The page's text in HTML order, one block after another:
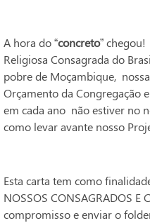
A hora do “concreto”
Religiosa Consagrada do
pobre de Moçambique,
Orçamento da Congregação
em cada ano não estiver no
como levar avante nosso
Esta carta tem como
NOSSOS CONSAGRADOS E
compromisso e enviar o